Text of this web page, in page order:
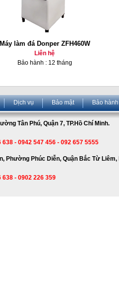
Máy làm đá Donper ZFH460W
Liên hệ
Bảo hành : 12 tháng
Dịch vụ Bảo mật Bảo hành
Tân Phú, Quận 7, TP.Hồ Chí Minh.
- 0942 547 456 - 092 657 5555
Phường Phúc Diễn, Quận Bắc Từ Liêm,
638 - 0902 226 359